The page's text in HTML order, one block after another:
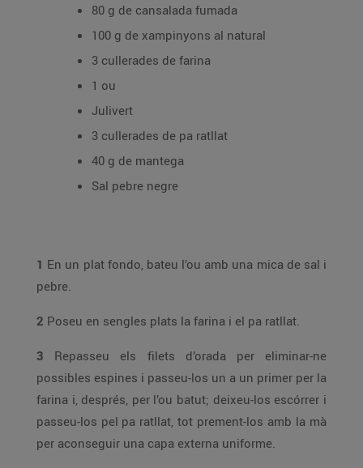
80 g de cansalada fumada
100 g de xampinyons al natural
3 cullerades de farina
1 ou
Julivert
3 cullerades de pa ratllat
40 g de mantega
Sal pebre negre
1 En un plat fondo, bateu l’ou amb una mica de sal i
pebre.
2 Poseu en sengles plats la farina i el pa ratllat.
3 Repasseu els filets d’orada per eliminar-ne
possibles espines i passeu-los un a un primer per la
farina i, després, per l’ou batut; deixeu-los escórrer i
passeu-los pel pa ratllat, tot prement-los amb la mà
per aconseguir una capa externa uniforme.